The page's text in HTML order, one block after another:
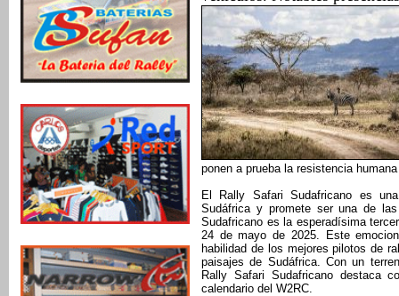
ponen a prueba la resistencia
El Rally Safari Sudafricano es
Sudáfrica y promete ser una de
Sudafricano es la esperadísima
24 de mayo de 2025. Este
habilidad de los mejores pilotos de
paisajes de Sudáfrica. Con un
Rally Safari Sudafricano destaca
calendario del W2RC.